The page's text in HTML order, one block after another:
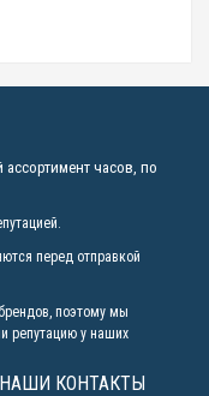
часов, по
перед отправкой
поэтому мы
репутацию у наших
НАШИ КОНТАКТЫ